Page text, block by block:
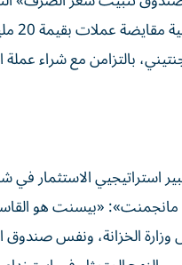
بالتزامن مع شراء عملة
استراتيجيي الاستثمار في
مانجمنت»: «بيسنت هو
وزارة الخزانة، ونفس صندوق